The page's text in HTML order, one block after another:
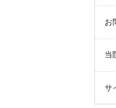
お
当
サ